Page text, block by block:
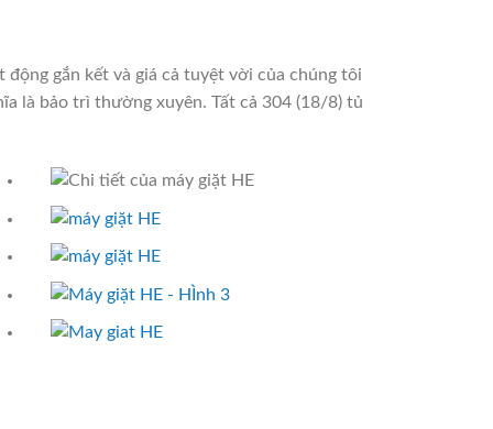
gắn kết và giá cả tuyệt vời của chúng tôi
là bảo trì thường xuyên. Tất cả 304 (18/8) tủ